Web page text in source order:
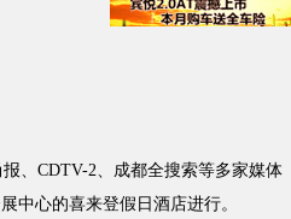
CDTV-2、成都全搜索等多家媒体
中心的喜来登假日酒店进行。